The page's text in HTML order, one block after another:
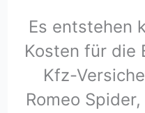
Es entstehen
Kosten für die
Kfz-
Romeo